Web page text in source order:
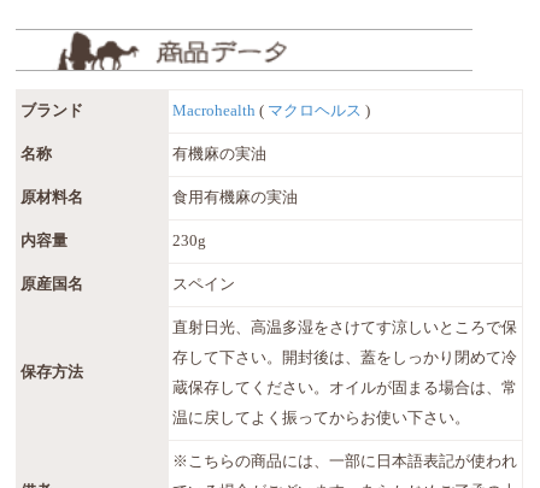
ブランド Macrohealth ( マクロヘルス )
名称 有機麻の実油
原材料名 食用有機麻の実油
内容量 230g
原産国名 スペイン
保存方法
直射日光、高温多湿をさけてす涼しいところで保
存して下さい。開封後は、蓋をしっかり閉めて冷
蔵保存してください。オイルが固まる場合は、常
温に戻してよく振ってからお使い下さい。
※こちらの商品には、一部に日本語表記が使われ